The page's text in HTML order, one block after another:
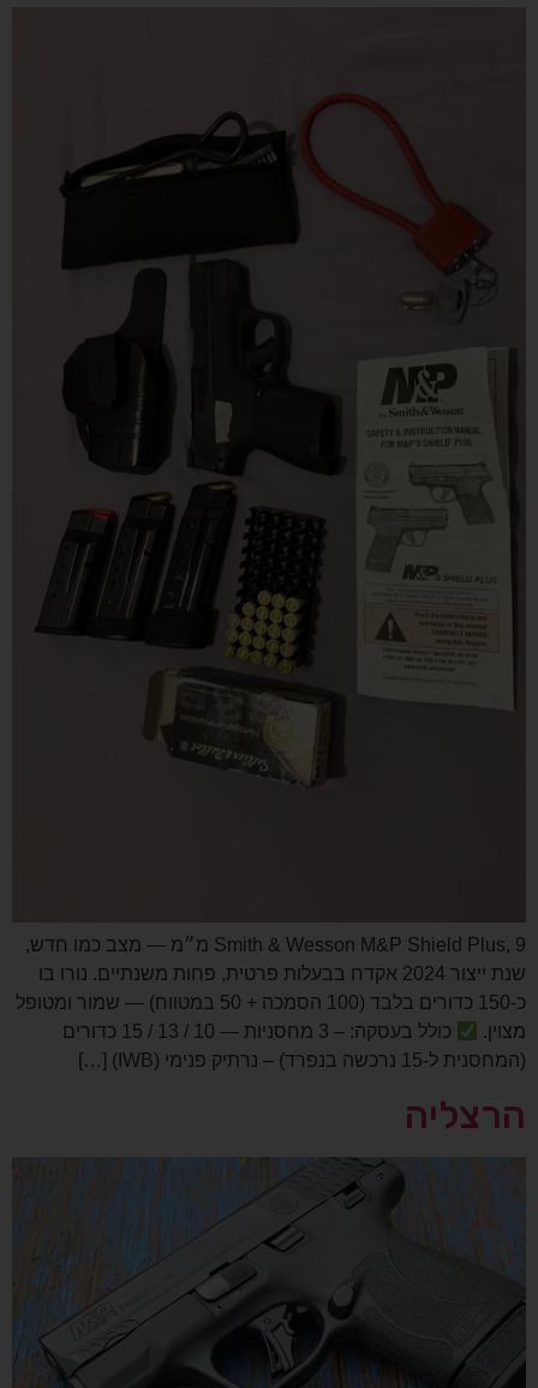
Smith & Wesson M&P Shield Plus, 9 מ״מ — מצב כמו חדש,
שנת ייצור 2024 אקדח בבעלות פרטית, פחות משנתיים. נורו בו
כ‑150 כדורים בלבד (100 הסמכה + 50 במטווח) — שמור ומטופל
מצוין.
כולל בעסקה: – 3 מחסניות — 10 / 13 / 15 כדורים
(המחסנית ל‑15 נרכשה בנפרד) – נרתיק פנימי (IWB) […]
הרצליה